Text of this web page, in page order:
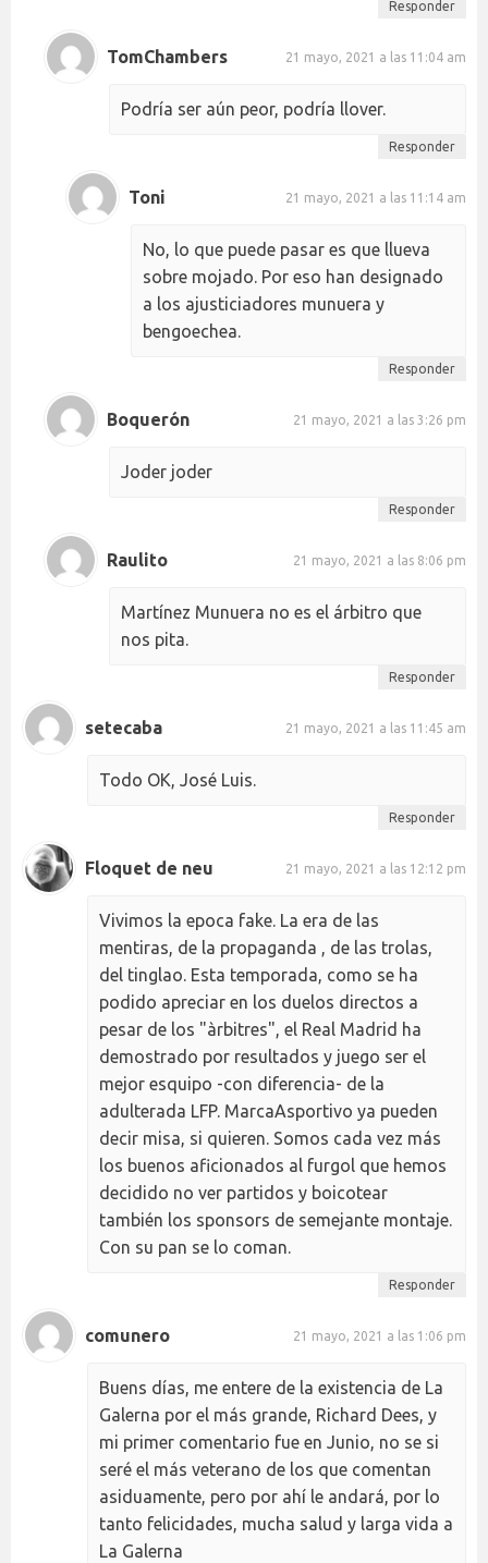
Responder
TomChambers 21 mayo, 2021 a las 11:04 am
Podría ser aún peor, podría llover.
Responder
Toni 21 mayo, 2021 a las 11:14 am
No, lo que puede pasar es que llueva
sobre mojado. Por eso han designado
a los ajusticiadores munuera y
bengoechea.
Responder
Boquerón 21 mayo, 2021 a las 3:26 pm
Joder joder
Responder
Raulito 21 mayo, 2021 a las 8:06 pm
Martínez Munuera no es el árbitro que
nos pita.
Responder
setecaba 21 mayo, 2021 a las 11:45 am
Todo OK, José Luis.
Responder
Floquet de neu 21 mayo, 2021 a las 12:12 pm
Vivimos la epoca fake. La era de las
mentiras, de la propaganda , de las trolas,
del tinglao. Esta temporada, como se ha
podido apreciar en los duelos directos a
pesar de los "àrbitres", el Real Madrid ha
demostrado por resultados y juego ser el
mejor esquipo -con diferencia- de la
adulterada LFP. MarcaAsportivo ya pueden
decir misa, si quieren. Somos cada vez más
los buenos aficionados al furgol que hemos
decidido no ver partidos y boicotear
también los sponsors de semejante montaje.
Con su pan se lo coman.
Responder
comunero 21 mayo, 2021 a las 1:06 pm
Buens días, me entere de la existencia de La
Galerna por el más grande, Richard Dees, y
mi primer comentario fue en Junio, no se si
seré el más veterano de los que comentan
asiduamente, pero por ahí le andará, por lo
tanto felicidades, mucha salud y larga vida a
La Galerna